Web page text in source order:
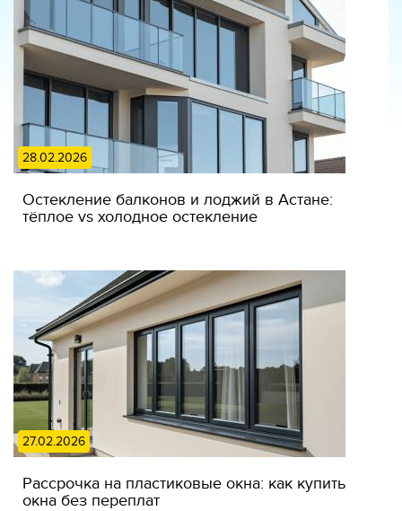
28.02.2026
Остекление балконов и лоджий в Астане:
тёплое vs холодное остекление
27.02.2026
Рассрочка на пластиковые окна: как купить
окна без переплат